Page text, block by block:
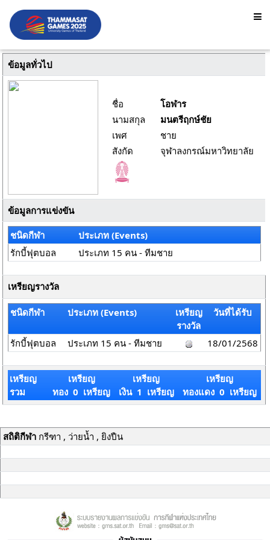
ข้อมูลทั่วไป
ชื่อ
โอฬาร
นามสกุล
มนตรีฤกษ์ชัย
เพศ
ชาย
สังกัด
จุฬาลงกรณ์มหาวิทยาลัย
ข้อมูลการแข่งขัน
ชนิดกีฬา
ประเภท (Events)
รักบี้ฟุตบอล
ประเภท 15 คน - ทีมชาย
เหรียญรางวัล
ชนิดกีฬา ประเภท (Events)
เหรียญ
รางวัล
วันที่ได้รับ
รักบี้ฟุตบอล ประเภท 15 คน - ทีมชาย 18/01/2568
เหรียญ
รวม
เหรียญ
ทอง 0 เหรียญ
เหรียญ
เงิน 1 เหรียญ
เหรียญ
ทองแดง 0 เหรียญ
สถิติกีฬากรีฑา , ว่ายน้ำ , ยิงปืน